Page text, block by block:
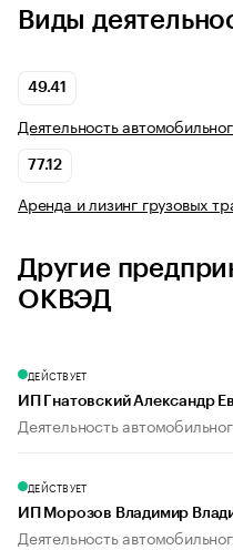
Виды
49.41
Деятельность
77.12
Аренда и лизинг грузовых
Другие
ОКВЭД
ДЕЙСТВУЕТ
ИП Гнатовский Александр
Деятельность
ДЕЙСТВУЕТ
ИП Морозов Владимир
Деятельность